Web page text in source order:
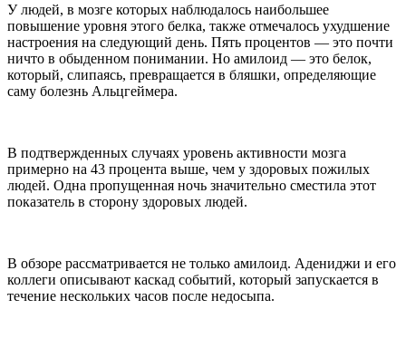
У людей, в мозге которых наблюдалось наибольшее
повышение уровня этого белка, также отмечалось ухудшение
настроения на следующий день. Пять процентов — это почти
ничто в обыденном понимании. Но амилоид — это белок,
который, слипаясь, превращается в бляшки, определяющие
саму болезнь Альцгеймера.
В подтвержденных случаях уровень активности мозга
примерно на 43 процента выше, чем у здоровых пожилых
людей. Одна пропущенная ночь значительно сместила этот
показатель в сторону здоровых людей.
В обзоре рассматривается не только амилоид. Адениджи и его
коллеги описывают каскад событий, который запускается в
течение нескольких часов после недосыпа.